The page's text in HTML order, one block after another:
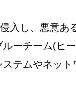
入し、悪意あ
ーチーム(ヒ
テムやネット